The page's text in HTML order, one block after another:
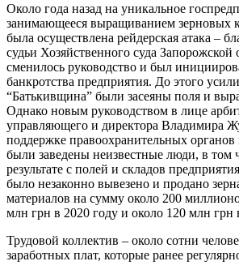
Около года назад на уникальное
занимающееся выращиванием зерновых
была осуществлена рейдерская атака –
судьи Хозяйственного суда
сменилось руководство и был
банкротства предприятия. До этого
“Батькивщина” были засеяны поля и
Однако новым руководством в лице
управляющего и директора Владимира
поддержке правоохранительных органов
были заведены неизвестные люди, в том
результате с полей и складов
было незаконно вывезено и продано
материалов на сумму около 200
млн грн в 2020 году и около 120 млн грн
Трудовой коллектив – около сотни
заработных плат, которые ранее